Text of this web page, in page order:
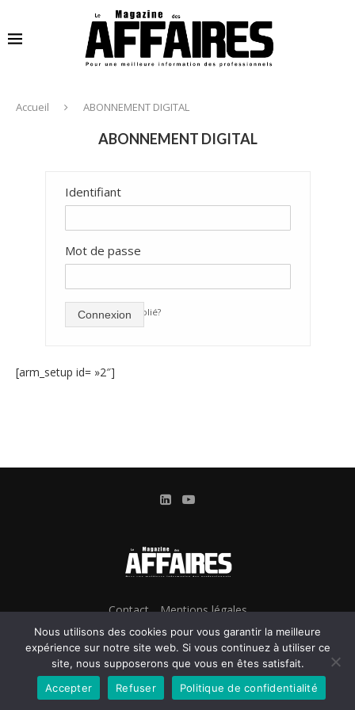
Accueil ABONNEMENT DIGITAL
ABONNEMENT DIGITAL
Identifiant
Mot de passe
mot de passe oublié?
Connexion
[arm_setup id= »2″]
Contact
Mentions légales
Conditions Générales d’Utilisation et d’Abonnement
Gestion des cookies
Confidentialité & Données personnelles
@2024 - Le Magazine des Affaires
Nous utilisons des cookies pour vous garantir la meilleure
expérience sur notre site web. Si vous continuez à utiliser ce
site, nous supposerons que vous en êtes satisfait.
Accepter
Refuser Politique de confidentialité